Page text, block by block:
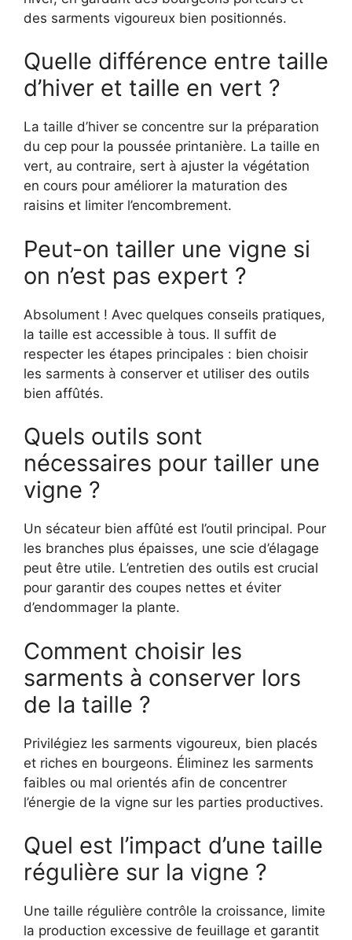
des sarments vigoureux bien positionnés.
Quelle différence entre taille
d’hiver et taille en vert ?
La taille d’hiver se concentre sur la préparation
du cep pour la poussée printanière. La taille en
vert, au contraire, sert à ajuster la végétation
en cours pour améliorer la maturation des
raisins et limiter l’encombrement.
Peut-on tailler une vigne si
on n’est pas expert ?
Absolument ! Avec quelques conseils pratiques,
la taille est accessible à tous. Il suffit de
respecter les étapes principales : bien choisir
les sarments à conserver et utiliser des outils
bien affûtés.
Quels outils sont
nécessaires pour tailler une
vigne ?
Un sécateur bien affûté est l’outil principal. Pour
les branches plus épaisses, une scie d’élagage
peut être utile. L’entretien des outils est crucial
pour garantir des coupes nettes et éviter
d’endommager la plante.
Comment choisir les
sarments à conserver lors
de la taille ?
Privilégiez les sarments vigoureux, bien placés
et riches en bourgeons. Éliminez les sarments
faibles ou mal orientés afin de concentrer
l’énergie de la vigne sur les parties productives.
Quel est l’impact d’une taille
régulière sur la vigne ?
Une taille régulière contrôle la croissance, limite
la production excessive de feuillage et garantit